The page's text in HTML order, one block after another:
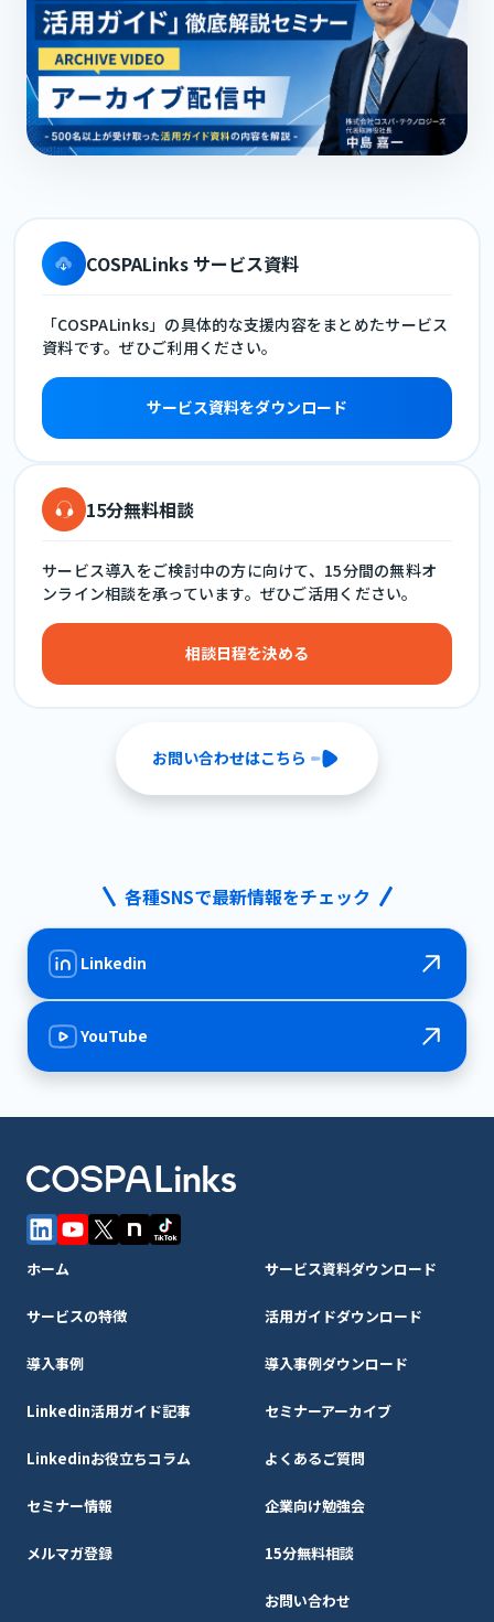
COSPALinks サービス資料
「COSPALinks」の具体的な支援内容をまとめたサービス
資料です。ぜひご利用ください。
サービス資料をダウンロード
15分無料相談
サービス導入をご検討中の方に向けて、15分間の無料オ
ンライン相談を承っています。ぜひご活用ください。
相談日程を決める
お問い合わせはこちら
各種SNSで最新情報をチェック
Linkedin
YouTube
ホーム サービス資料ダウンロード
サービスの特徴 活用ガイドダウンロード
導入事例 導入事例ダウンロード
Linkedin活用ガイド記事 セミナーアーカイブ
Linkedinお役立ちコラム よくあるご質問
セミナー情報 企業向け勉強会
メルマガ登録 15分無料相談
お問い合わせ